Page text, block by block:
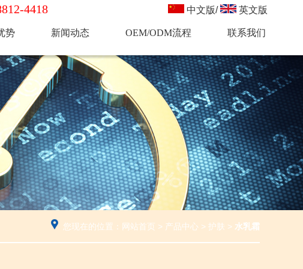
4418 中文版/ 英文版
势 新闻动态 OEM/ODM流程 联系我们
您现在的位置： 网站首页 > 产品中心 > 护肤 > 水乳霜